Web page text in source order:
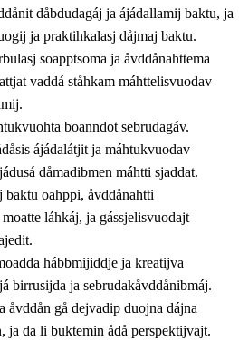
estetihkalasj diedulasjvuohta
ja diehtemvájnogisvuohta
ja birásdiedulasjvuohta
dåbdudagáj ja ájádallamij baktu, ja
ja praktihkalasj dåjmaj baktu.
soapptsoma ja åvddånahttema
vaddá ståhkam máhttelisvuodav
boanndot sebrudagáv.
ájádalátjit ja máhtukvuodav
dåmadibmen máhtti sjaddat.
oahppi, åvddånahtti
láhkáj, ja gássjelisvuodajt
hábbmijiddje ja kreatijva
birrusijda ja sebrudakåvddånibmáj.
åvddån gå dejvadip duojna dájna
ja da li buktemin ådå perspektijvajt.